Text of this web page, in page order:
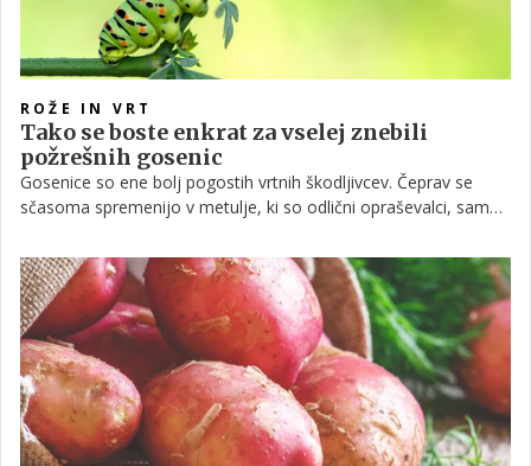
ROŽE IN VRT
Tako se boste enkrat za vselej znebili
požrešnih gosenic
Gosenice so ene bolj pogostih vrtnih škodljivcev. Čeprav se
sčasoma spremenijo v metulje, ki so odlični opraševalci, same
razkrivamo načine, kako prepoznati znake napada gosenic ter
kako se jih znebiti na čim bolj naraven način.